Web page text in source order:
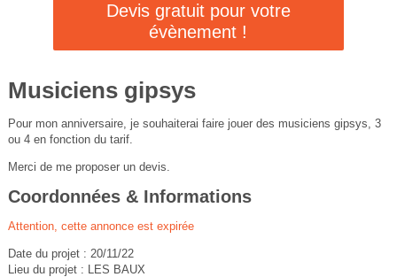
Devis gratuit pour votre
évènement !
Musiciens gipsys
Pour mon anniversaire, je souhaiterai faire jouer des musiciens gipsys, 3
ou 4 en fonction du tarif.
Merci de me proposer un devis.
Coordonnées & Informations
Attention, cette annonce est expirée
Date du projet : 20/11/22
Lieu du projet : LES BAUX